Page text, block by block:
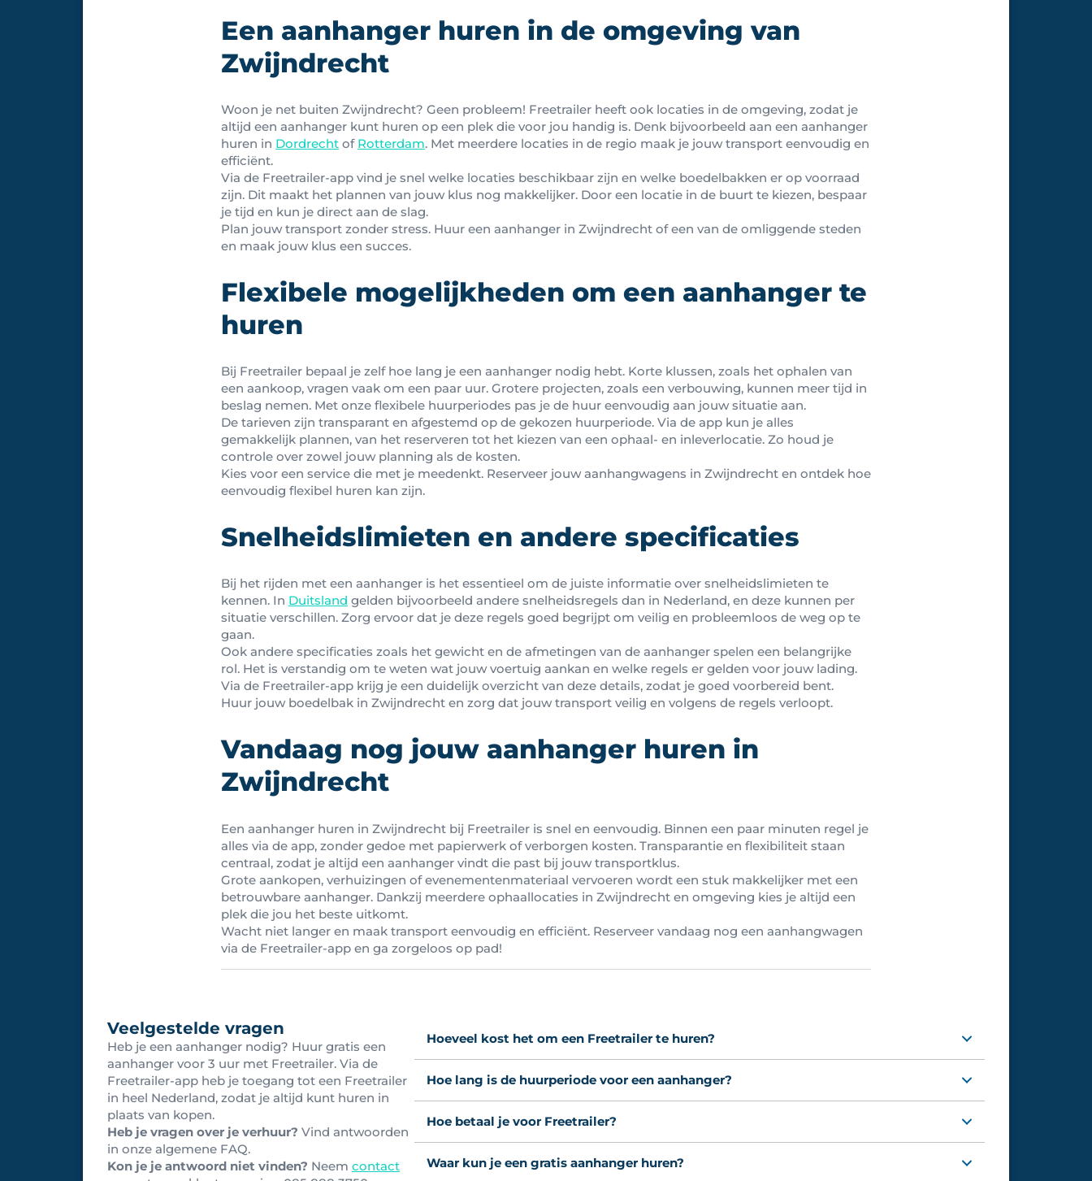
Een aanhanger huren in de omgeving van
Zwijndrecht
Woon je net buiten Zwijndrecht? Geen probleem! Freetrailer heeft ook locaties in de omgeving, zodat je
altijd een aanhanger kunt huren op een plek die voor jou handig is. Denk bijvoorbeeld aan een aanhanger
huren in Dordrecht of Rotterdam. Met meerdere locaties in de regio maak je jouw transport eenvoudig en
efficiënt.
Via de Freetrailer-app vind je snel welke locaties beschikbaar zijn en welke boedelbakken er op voorraad
zijn. Dit maakt het plannen van jouw klus nog makkelijker. Door een locatie in de buurt te kiezen, bespaar
je tijd en kun je direct aan de slag.
Plan jouw transport zonder stress. Huur een aanhanger in Zwijndrecht of een van de omliggende steden
en maak jouw klus een succes.
Flexibele mogelijkheden om een aanhanger te
huren
Bij Freetrailer bepaal je zelf hoe lang je een aanhanger nodig hebt. Korte klussen, zoals het ophalen van
een aankoop, vragen vaak om een paar uur. Grotere projecten, zoals een verbouwing, kunnen meer tijd in
beslag nemen. Met onze flexibele huurperiodes pas je de huur eenvoudig aan jouw situatie aan.
De tarieven zijn transparant en afgestemd op de gekozen huurperiode. Via de app kun je alles
gemakkelijk plannen, van het reserveren tot het kiezen van een ophaal- en inleverlocatie. Zo houd je
controle over zowel jouw planning als de kosten.
Kies voor een service die met je meedenkt. Reserveer jouw aanhangwagens in Zwijndrecht en ontdek hoe
eenvoudig flexibel huren kan zijn.
Snelheidslimieten en andere specificaties
Bij het rijden met een aanhanger is het essentieel om de juiste informatie over snelheidslimieten te
kennen. In Duitsland gelden bijvoorbeeld andere snelheidsregels dan in Nederland, en deze kunnen per
situatie verschillen. Zorg ervoor dat je deze regels goed begrijpt om veilig en probleemloos de weg op te
gaan.
Ook andere specificaties zoals het gewicht en de afmetingen van de aanhanger spelen een belangrijke
rol. Het is verstandig om te weten wat jouw voertuig aankan en welke regels er gelden voor jouw lading.
Via de Freetrailer-app krijg je een duidelijk overzicht van deze details, zodat je goed voorbereid bent.
Huur jouw boedelbak in Zwijndrecht en zorg dat jouw transport veilig en volgens de regels verloopt.
Vandaag nog jouw aanhanger huren in
Zwijndrecht
Een aanhanger huren in Zwijndrecht bij Freetrailer is snel en eenvoudig. Binnen een paar minuten regel je
alles via de app, zonder gedoe met papierwerk of verborgen kosten. Transparantie en flexibiliteit staan
centraal, zodat je altijd een aanhanger vindt die past bij jouw transportklus.
Grote aankopen, verhuizingen of evenementenmateriaal vervoeren wordt een stuk makkelijker met een
betrouwbare aanhanger. Dankzij meerdere ophaallocaties in Zwijndrecht en omgeving kies je altijd een
plek die jou het beste uitkomt.
Wacht niet langer en maak transport eenvoudig en efficiënt. Reserveer vandaag nog een aanhangwagen
via de Freetrailer-app en ga zorgeloos op pad!
Veelgestelde vragen
Heb je een aanhanger nodig? Huur gratis een
aanhanger voor 3 uur met Freetrailer. Via de
Freetrailer-app heb je toegang tot een Freetrailer
in heel Nederland, zodat je altijd kunt huren in
plaats van kopen.
Heb je vragen over je verhuur? Vind antwoorden
in onze algemene FAQ.
Kon je je antwoord niet vinden? Neem contact
Hoeveel kost het om een Freetrailer te huren?
Hoe lang is de huurperiode voor een aanhanger?
Hoe betaal je voor Freetrailer?
Waar kun je een gratis aanhanger huren?